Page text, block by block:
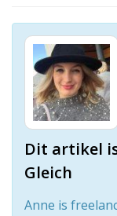
Dit artikel
Gleich
Anne is